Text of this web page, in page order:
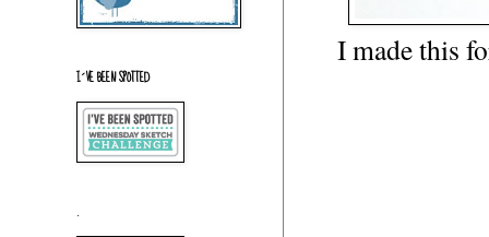
I made this
I´VE BEEN SPOTTED
.